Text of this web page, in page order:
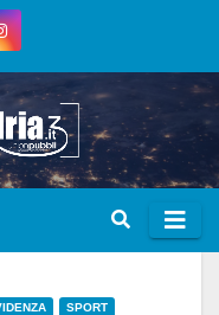
SPORT